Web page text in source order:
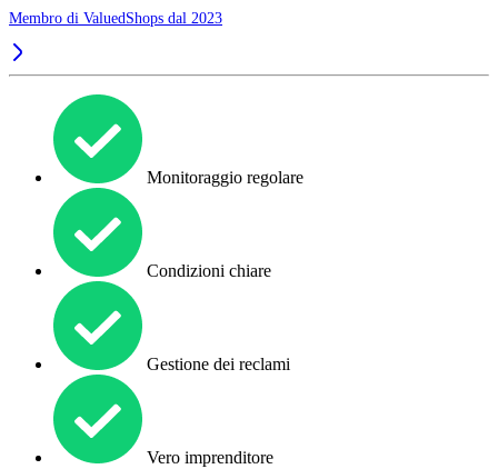
Membro di ValuedShops dal 2023
Monitoraggio regolare
Condizioni chiare
Gestione dei reclami
Vero imprenditore